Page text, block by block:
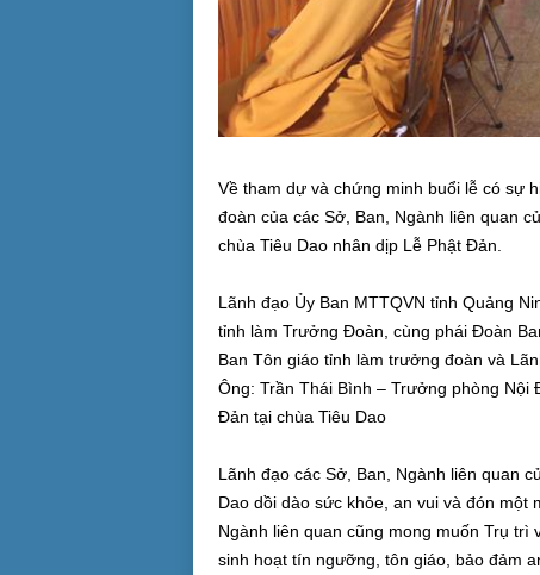
Về tham dự và chứng minh buổi lễ có sự
đoàn của các Sở, Ban, Ngành liên quan
chùa Tiêu Dao nhân dịp Lễ Phật Đản.
Lãnh đạo Ủy Ban MTTQVN tỉnh Quảng
tỉnh làm Trưởng Đoàn, cùng phái Đoàn
Ban Tôn giáo tỉnh làm trưởng đoàn và
Ông: Trần Thái Bình – Trưởng phòng
Đản tại chùa Tiêu Dao
Lãnh đạo các Sở, Ban, Ngành liên quan
Dao dồi dào sức khỏe, an vui và đón một
Ngành liên quan cũng mong muốn Trụ
sinh hoạt tín ngưỡng, tôn giáo, bảo đảm